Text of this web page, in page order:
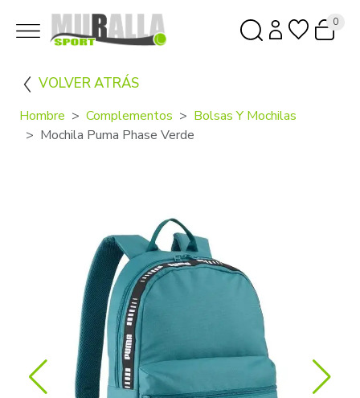
0
VOLVER ATRÁS
Hombre Complementos
Bolsas Y Mochilas
Mochila Puma Phase Verde